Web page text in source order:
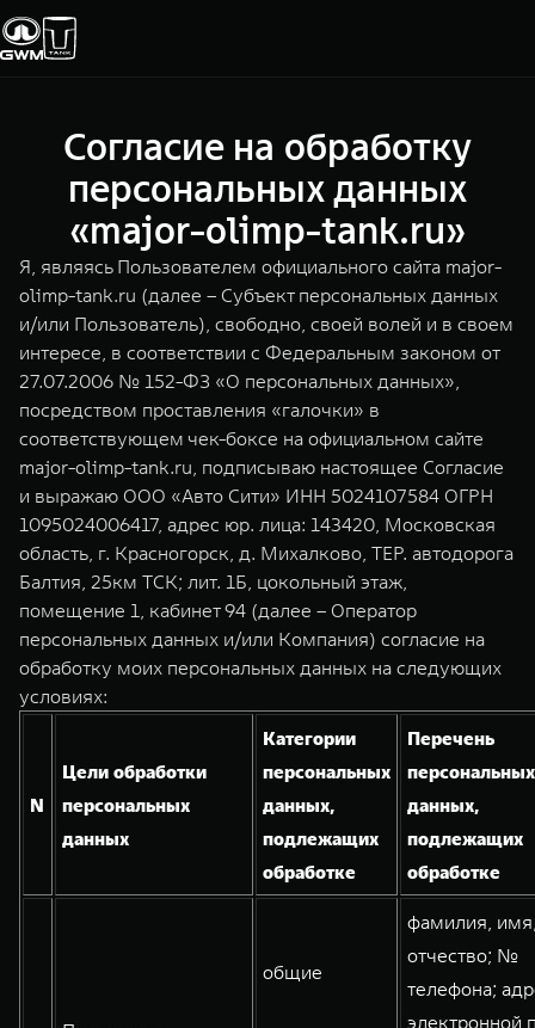
Модели
TANK 300
Следуй за открытиями
от 3 999 000 ₽
TANK 400
За пределы возможного
от 5 599 000 ₽
TANK 500
Веди за собой
от 6 499 000 ₽
TANK 700
Сила признания
от 10 199 000 ₽
WEY 07 WEY 05
Эстетика нового времени
от 5 699 000 ₽
Покупателям
ВЫБОР АВТОМОБИЛЯ
Спецпредложения
Конфигуратор
Тест-драйв
Зарядные станции
ПОКУПКА АВТОМОБИЛЯ
TANK Финансы
Корпоративным клиентам
TANK ФИНАНСЫ
TANK Кредит
TANK Страхование
Владельцам
ГАРАНТИЯ И ПОДДЕРЖКА
Гарантия
Помощь на дороге
Калькулятор ТО
Нулевое ТО
Сервис
Специальные предложения
Моторные масла
ЦИФРОВЫЕ СЕРВИСЫ TANK
Подписки
О дилере
ИНФОРМАЦИЯ
О нас
35 лет GWM
GWM ТЕХ ДЕНЬ
Новости
Согласие на обработку
персональных данных
«major-olimp-tank.ru»
Я, являясь Пользователем официального сайта major-
olimp-tank.ru (далее – Субъект персональных данных
и/или Пользователь), свободно, своей волей и в своем
интересе, в соответствии с Федеральным законом от
27.07.2006 № 152-ФЗ «О персональных данных»,
посредством проставления «галочки» в
соответствующем чек-боксе на официальном сайте
major-olimp-tank.ru, подписываю настоящее Согласие
и выражаю ООО «Авто Сити» ИНН 5024107584 ОГРН
1095024006417, адрес юр. лица: 143420, Московская
область, г. Красногорск, д. Михалково, ТЕР. автодорога
Балтия, 25км ТСК; лит. 1Б, цокольный этаж,
помещение 1, кабинет 94 (далее – Оператор
персональных данных и/или Компания) согласие на
обработку моих персональных данных на следующих
условиях:
N
Цели обработки
персональных
данных
Категории
персональных
данных,
подлежащих
обработке
Перечень
персональных
данных,
подлежащих
обработке
общие
фамилия,
отчество; №
телефона;
электронной